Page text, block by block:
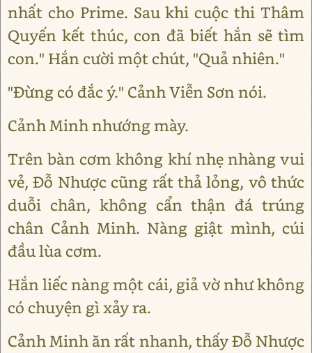
nhất cho Prime. Sau khi cuộc thi Thâm
Quyến kết thúc, con đã biết hắn sẽ tìm
con." Hắn cười một chút, "Quả nhiên."
"Đừng có đắc ý." Cảnh Viễn Sơn nói.
Cảnh Minh nhướng mày.
Trên bàn cơm không khí nhẹ nhàng vui
vẻ, Đỗ Nhược cũng rất thả lỏng, vô thức
duỗi chân, không cẩn thận đá trúng
chân Cảnh Minh. Nàng giật mình, cúi
đầu lùa cơm.
Hắn liếc nàng một cái, giả vờ như không
có chuyện gì xảy ra.
Cảnh Minh ăn rất nhanh, thấy Đỗ Nhược